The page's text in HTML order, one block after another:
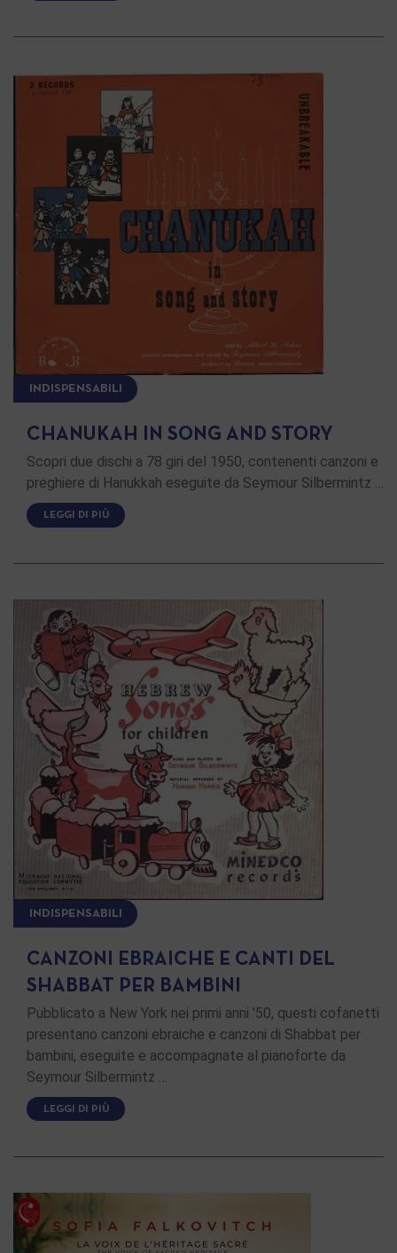
INDISPENSABILI
CHANUKAH IN SONG AND STORY
Scopri due dischi a 78 giri del 1950, contenenti canzoni e
preghiere di Hanukkah eseguite da Seymour Silbermintz …
LEGGI DI PIÙ
INDISPENSABILI
CANZONI EBRAICHE E CANTI DEL
SHABBAT PER BAMBINI
Pubblicato a New York nei primi anni '50, questi cofanetti
presentano canzoni ebraiche e canzoni di Shabbat per
bambini, eseguite e accompagnate al pianoforte da
Seymour Silbermintz …
LEGGI DI PIÙ